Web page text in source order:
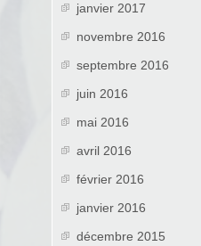
janvier 2017
novembre 2016
septembre 2016
juin 2016
mai 2016
avril 2016
février 2016
janvier 2016
décembre 2015